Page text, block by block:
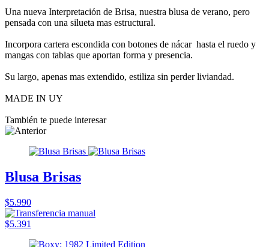
Una nueva Interpretación de Brisa, nuestra blusa de verano, pero
pensada con una silueta mas estructural.
Incorpora cartera escondida con botones de nácar hasta el ruedo y
mangas con tablas que aportan forma y presencia.
Su largo, apenas mas extendido, estiliza sin perder liviandad.
MADE IN UY
También te puede interesar
Blusa Brisas
$5.990
$5.391